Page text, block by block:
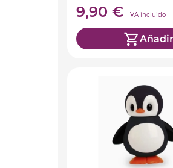
9,90 € IVA incluido
Añadir